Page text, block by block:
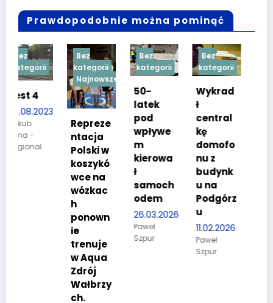
Prawdopodobnie można pominąć
Bez
kategorii
Najnowsze
Repreze
ntacja
Polski w
Bez
kategorii
50-
latek
wpływe
m
kierowa
ł
samoch
26.03.2026
Szpur
Bez
kategorii
ł
kę
nu z
u na
Podgórz
u
11.02.2026
Paweł
Bez
kategorii
Ostatni
dziesięc
zatrzym
02.02.2026
Paweł
Szpur